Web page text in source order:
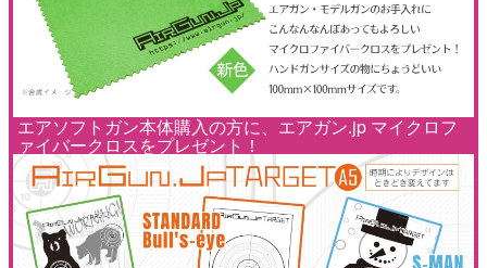
エアソフトガン本体購入の方に、エアガン.jp マイクロフ
ァイバークロスをプレゼント！